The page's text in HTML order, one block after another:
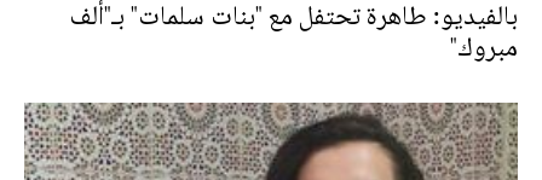
بالفيديو: طاهرة تحتفل مع "بنات سلمات" بـ"ألف
مبروك"